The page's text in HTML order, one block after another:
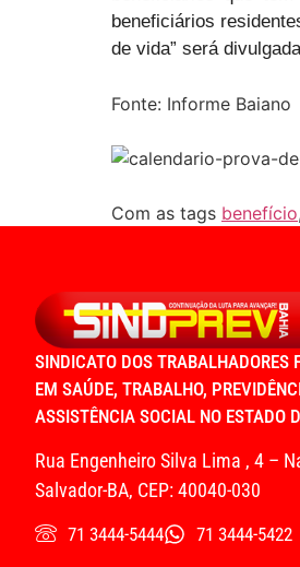
beneficiários
de vida” será
Fonte: Informe Baiano
Com as tags benefício,
SINDICATO DOS TRABALHADORES
EM SAÚDE, TRABALHO,
ASSISTÊNCIA SOCIAL NO ESTADO
Rua Engenheiro Silva Lima , 4 –
Salvador-BA, CEP: 40040-030
71 3444-5444 71 3444-5422